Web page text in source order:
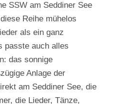
SSW am Seddiner See
Reihe mühelos
als ein ganz
passte auch alles
das sonnige
Anlage der
am Seddiner See, die
die Lieder, Tänze,